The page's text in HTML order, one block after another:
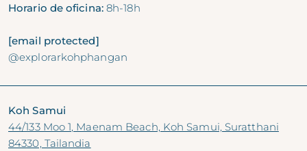
Horario de oficina:8h-18h
[email protected]
@explorarkohphangan
Koh Samui
44/133 Moo 1, Maenam Beach, Koh Samui, Suratthani
84330, Tailandia